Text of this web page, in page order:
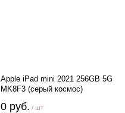
Apple iPad mini 2021 256GB 5G
MK8F3 (серый космос)
0 руб. / шт